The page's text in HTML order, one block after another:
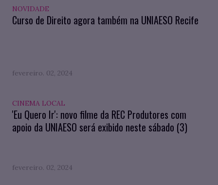
NOVIDADE
Curso de Direito agora também na UNIAESO Recife
fevereiro. 02, 2024
CINEMA LOCAL
'Eu Quero Ir': novo filme da REC Produtores com
apoio da UNIAESO será exibido neste sábado (3)
fevereiro. 02, 2024